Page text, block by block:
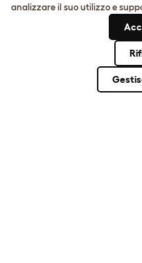
Chi siamo
Come possiamo
analizzare il suo utilizzo e